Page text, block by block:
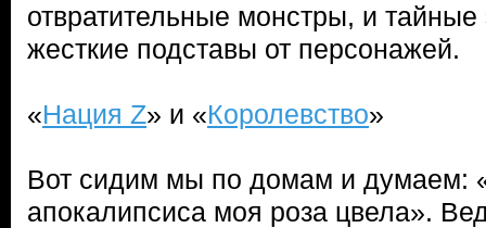
отвратительные монстры, и
жесткие подставы от персонажей.
«Нация Z» и «Королевство»
Вот сидим мы по домам и думаем:
апокалипсиса моя роза цвела».